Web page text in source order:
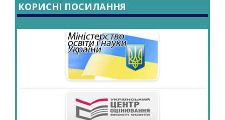
КОРИСНІ ПОСИЛАННЯ